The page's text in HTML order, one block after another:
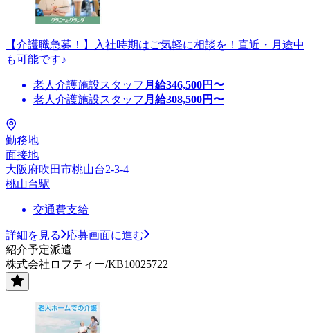
【介護職急募！】入社時期はご気軽に相談を！直近・月途中
も可能です♪
老人介護施設スタッフ 月給346,500円〜
老人介護施設スタッフ 月給308,500円〜
勤務地
面接地
大阪府吹田市桃山台2-3-4
桃山台駅
交通費支給
詳細を見る
応募画面に進む
紹介予定派遣
株式会社ロフティー/KB10025722